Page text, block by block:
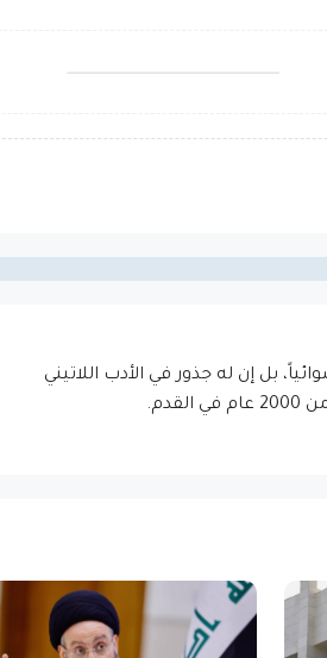
بل إن له جذور في الأدب اللاتيني